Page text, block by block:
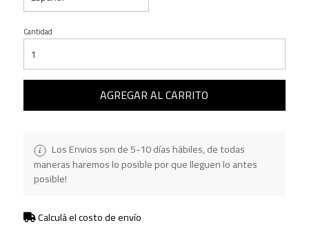
Cantidad
AGREGAR AL CARRITO
Los Envios son de 5-10 días hábiles, de todas
maneras haremos lo posible por que lleguen lo antes
posible!
Calculá el costo de envío